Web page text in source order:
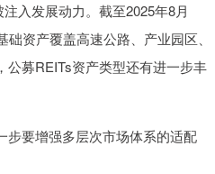
入发展动力。截至2025年8月
资产覆盖高速公路、产业园区、
募REITs资产类型还有进一步丰
要增强多层次市场体系的适配